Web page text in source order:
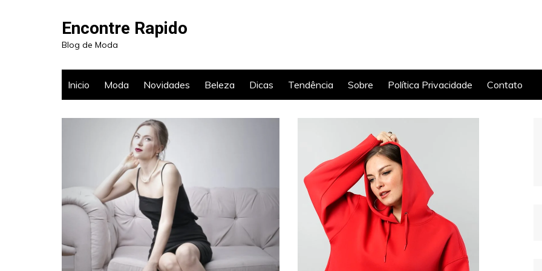
Encontre Rapido
Blog de Moda
Inicio Moda Novidades Beleza Dicas Tendência Sobre Política Privacidade Contato